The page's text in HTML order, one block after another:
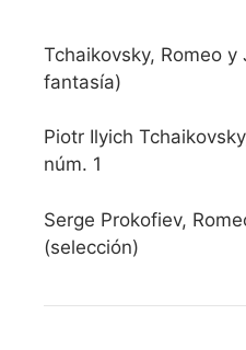
Tchaikovsky, Romeo
fantasía)
Piotr Ilyich
núm. 1
Serge Prokofiev,
(selección)